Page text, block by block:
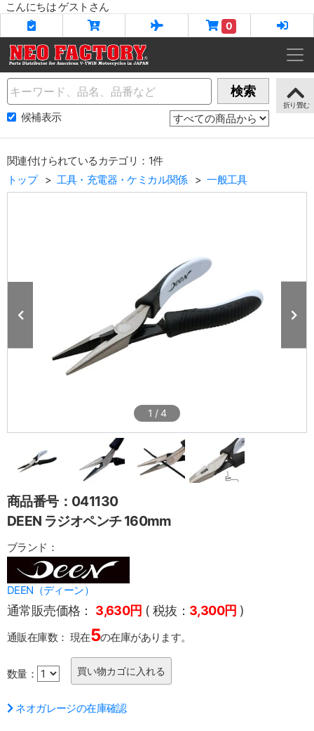
こんにちは ゲストさん
0
Name 検索
候補表示
関連付けられているカテゴリ：1件
トップ
工具・充電器・ケミカル関係 一般工具
1 / 4
商品番号：041130
DEEN ラジオペンチ 160mm
ブランド：
DEEN（ディーン）
通常販売価格： 3,630円 ( 税抜： 3,300円 )
通販在庫数： 現在5の在庫があります。
数量：
ネオガレージの在庫確認